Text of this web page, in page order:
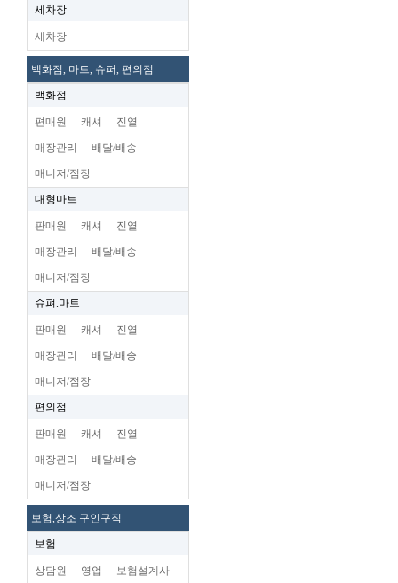
세차장
세차장
백화점, 마트, 슈퍼, 편의점
백화점
편매원 캐셔 진열
매장관리 배달/배송
매니저/점장
대형마트
판매원 캐셔 진열
매장관리 배달/배송
매니저/점장
슈펴.마트
판매원 캐셔 진열
매장관리 배달/배송
매니저/점장
편의점
판매원 캐셔 진열
매장관리 배달/배송
매니저/점장
보험,상조 구인구직
보험
상담원 영업 보험설계사